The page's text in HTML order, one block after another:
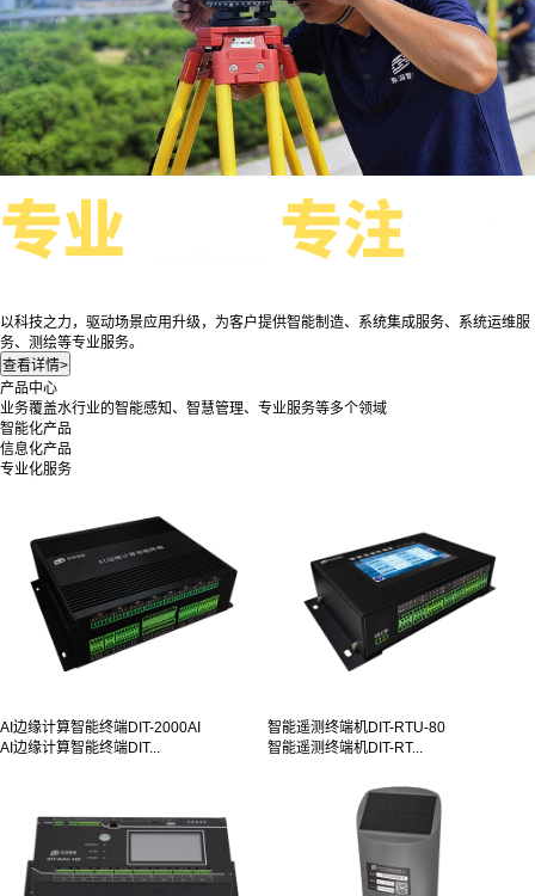
以科技之力，驱动场景应用升级，为客户提供智能制造、系统集成服务、系统运维服
务、测绘等专业服务。
产品中心
业务覆盖水行业的智能感知、智慧管理、专业服务等多个领域
智能化产品
信息化产品
专业化服务
AI边缘计算智能终端DIT-2000AI
AI边缘计算智能终端DIT...
智能遥测终端机DIT-RTU-80
智能遥测终端机DIT-RT...